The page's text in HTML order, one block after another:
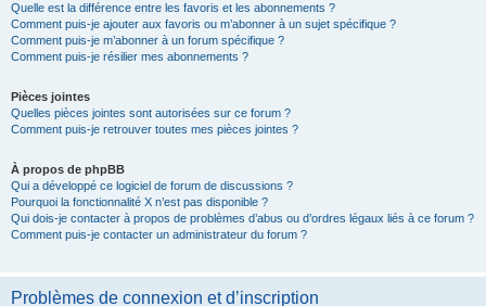
Quelle est la différence entre les favoris et les abonnements ?
Comment puis-je ajouter aux favoris ou m’abonner à un sujet spécifique ?
Comment puis-je m’abonner à un forum spécifique ?
Comment puis-je résilier mes abonnements ?
Pièces jointes
Quelles pièces jointes sont autorisées sur ce forum ?
Comment puis-je retrouver toutes mes pièces jointes ?
À propos de phpBB
Qui a développé ce logiciel de forum de discussions ?
Pourquoi la fonctionnalité X n’est pas disponible ?
Qui dois-je contacter à propos de problèmes d’abus ou d’ordres légaux liés à ce forum ?
Comment puis-je contacter un administrateur du forum ?
Problèmes de connexion et d’inscription